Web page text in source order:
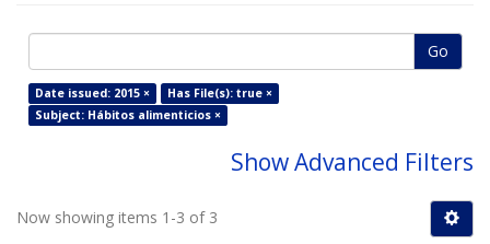
Go
Date issued: 2015 ×
Has File(s): true ×
Subject: Hábitos alimenticios ×
Show Advanced Filters
Now showing items 1-3 of 3